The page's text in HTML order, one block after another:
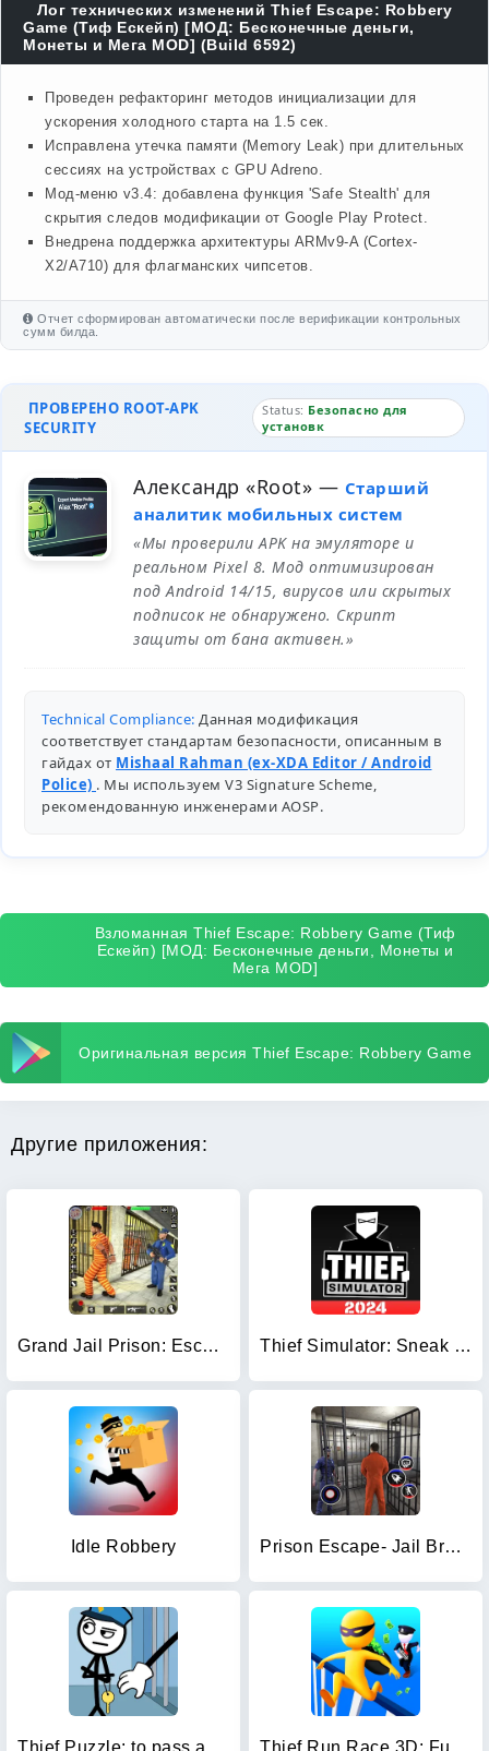
Лог технических изменений Thief Escape: Robbery
Game (Тиф Ескейп) [МОД: Бесконечные деньги,
Монеты и Мега MOD] (Build 6592)
Проведен рефакторинг методов инициализации для
ускорения холодного старта на 1.5 сек.
Исправлена утечка памяти (Memory Leak) при длительных
сессиях на устройствах с GPU Adreno.
Мод-меню v3.4: добавлена функция 'Safe Stealth' для
скрытия следов модификации от Google Play Protect.
Внедрена поддержка архитектуры ARMv9-A (Cortex-
X2/A710) для флагманских чипсетов.
Отчет сформирован автоматически после верификации контрольных
сумм билда.
ПРОВЕРЕНО ROOT-APK
SECURITY
Status: Безопасно для
установк
Александр «Root» — Старший
аналитик мобильных систем
«Мы проверили APK на эмуляторе и
реальном Pixel 8. Мод оптимизирован
под Android 14/15, вирусов или скрытых
подписок не обнаружено. Скрипт
защиты от бана активен.»
Technical Compliance: Данная модификация
соответствует стандартам безопасности, описанным в
гайдах от Mishaal Rahman (ex-XDA Editor / Android
Police) . Мы используем V3 Signature Scheme,
рекомендованную инженерами AOSP.
Взломанная Thief Escape: Robbery Game (Тиф
Ескейп) [МОД: Бесконечные деньги, Монеты и
Мега MOD]
Оригинальная версия Thief Escape: Robbery Game
Другие приложения:
Grand Jail Prison: Escape Game Thief Simulator: Sneak & Steal
Idle Robbery Prison Escape- Jail Break Game